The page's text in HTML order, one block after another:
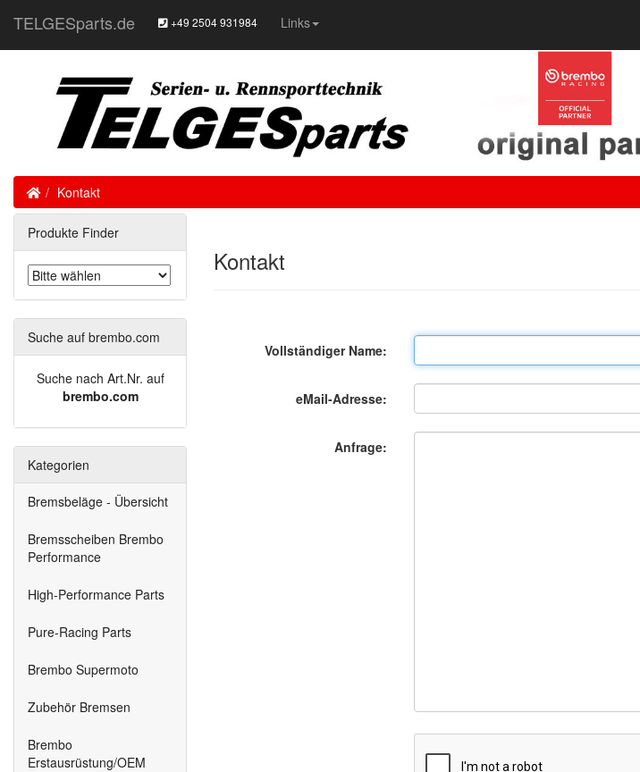
TELGESparts.de +49 2504 931984 Links
HomeKontakt
Kontakt
Vollständiger Name:
eMail-Adresse:
Anfrage:
Produkte Finder
Suche auf brembo.com
Suche nach Art.Nr. auf
brembo.com
Kategorien
Bremsbeläge - Übersicht
Bremsscheiben Brembo
Performance
High-Performance Parts
Pure-Racing Parts
Brembo Supermoto
Zubehör Bremsen
Brembo
Erstausrüstung/OEM